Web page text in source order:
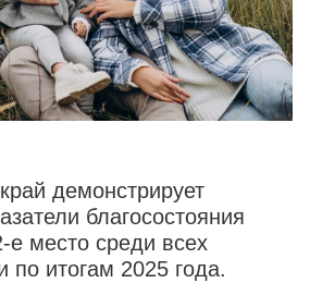
демонстрирует
благосостояния
е место среди всех
по итогам 2025 года.